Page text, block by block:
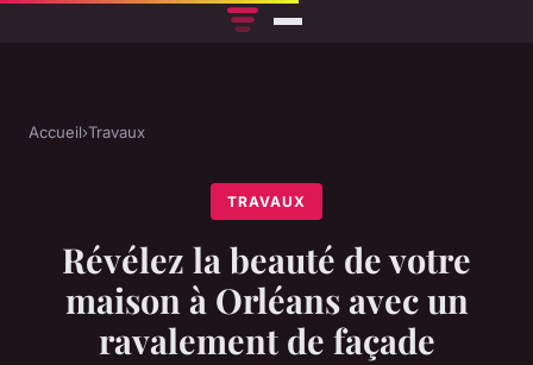
Accueil›Travaux
TRAVAUX
Révélez la beauté de votre
maison à Orléans avec un
ravalement de façade